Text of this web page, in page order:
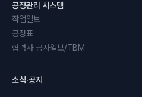
공정관리 시스템
작업일보
공정표
협력사 공사일보/TBM
소식·공지